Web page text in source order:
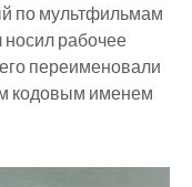
по мультфильмам
носил рабочее
переименовали
кодовым именем